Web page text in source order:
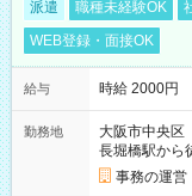
派遣 職種未経験OK
WEB登録・面接OK
給与 時給 2000円
勤務地
大阪市中央区
長堀橋駅から
事務の運営